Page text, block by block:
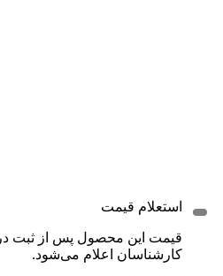
استعلام قیمت
قیمت این محصول پس از ثبت
کارشناسان اعلام می‌شود.